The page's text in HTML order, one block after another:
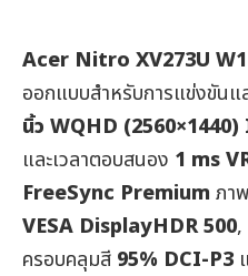
Acer Nitro XV273U W1
ออกแบบสำหรับการแข่งขัน
นิ้ว WQHD (2560×1440)
และเวลาตอบสนอง 1 ms
FreeSync Premium ภา
VESA DisplayHDR 500,
ครอบคลุมสี 95% DCI-P3